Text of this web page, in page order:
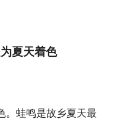
夏天着色
。蛙鸣是故乡夏天最